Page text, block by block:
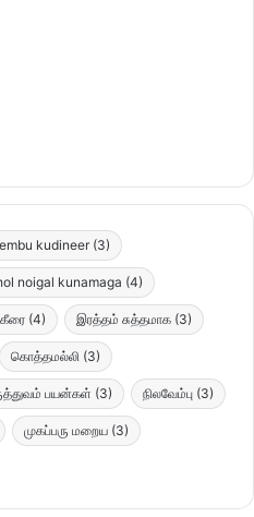
kudineer (3)
noigal kunamaga (4)
(4) இரத்தம் சுத்தமாக (3)
கொத்தமல்லி (3)
பயன்கள் (3) நிலவேம்பு (3)
முகப்பரு மறைய (3)